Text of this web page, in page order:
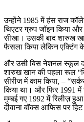
उन्होंने 1985 में हंस राज
थिएटर ग्रुप जॉइन किया
सीखा। उसकी बाद शारुख
फैसला किया लेकिन एक्टिंग के
और उसी बिस नेशनल स्कूल
शारुख खान की पहला रूल
सीरीज में काम किया, –
किया था। और फिर 1991 में
मुम्बई गए 1992 में रिलीज़ हुआ
दीवाना बॉक्स आफिस पर हिट